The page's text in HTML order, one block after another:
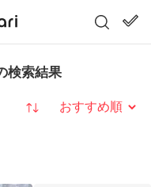
検索結果
並び替え